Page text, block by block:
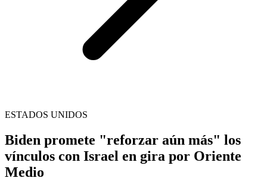
ESTADOS UNIDOS
Biden promete "reforzar aún más" los
vínculos con Israel en gira por Oriente
Medio